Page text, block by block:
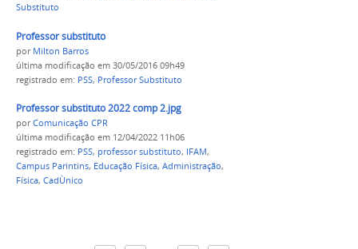
Substituto
Professor substituto
por Milton Barros
última modificação em 30/05/2016 09h49
registrado em: PSS, Professor Substituto
Professor substituto 2022 comp 2.jpg
porComunicação CPR
última modificação em 12/04/2022 11h06
registrado em: PSS, professor substituto, IFAM,
Campus Parintins, Educação Física, Administração,
Física, CadÙnico